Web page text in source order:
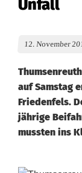
Unfall
12. November
auf Samstag
Friedenfels.
jährige
mussten ins